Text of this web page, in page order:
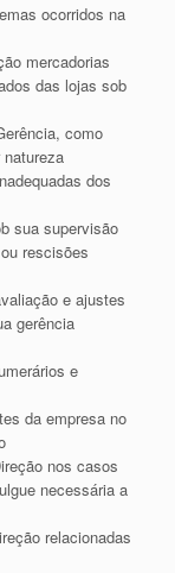
ocorridos na
mercadorias
das lojas sob
como
dos
sua supervisão
rescisões
e ajustes
gerência
e
da empresa no
nos casos
necessária a
relacionadas